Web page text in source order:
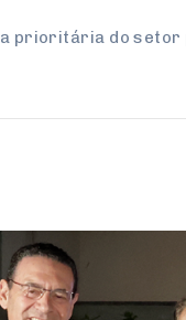
prioritária do